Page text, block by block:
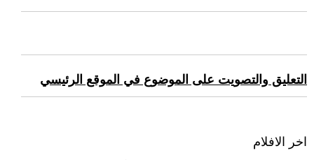
التعليق والتصويت على الموضوع في الموقع الرئيسي
اخر الافلام